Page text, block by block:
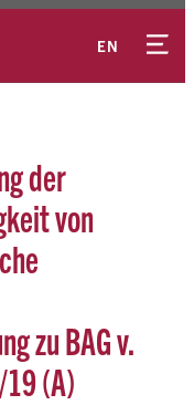
EN
der
von
zu BAG v.
(A)